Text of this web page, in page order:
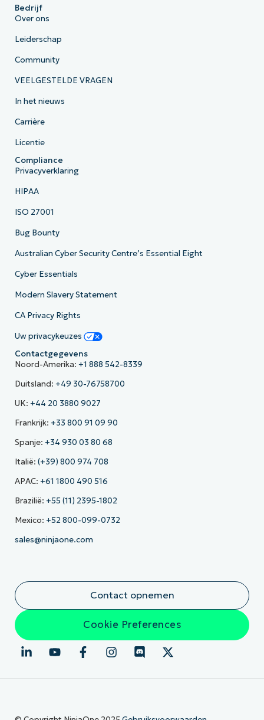
Bedrijf
Over ons
Leiderschap
Community
VEELGESTELDE VRAGEN
In het nieuws
Carrière
Licentie
Compliance
Privacyverklaring
HIPAA
ISO 27001
Bug Bounty
Australian Cyber Security Centre’s Essential Eight
Cyber Essentials
Modern Slavery Statement
CA Privacy Rights
Uw privacykeuzes
Contactgegevens
Noord-Amerika: +1 888 542-8339
Duitsland: +49 30-76758700
UK: +44 20 3880 9027
Frankrijk: +33 800 91 09 90
Spanje: +34 930 03 80 68
Italië: (+39) 800 974 708
APAC: +61 1800 490 516
Brazilië: +55 (11) 2395-1802
Mexico: +52 800-099-0732
sales@ninjaone.com
Contact opnemen
Cookie Preferences